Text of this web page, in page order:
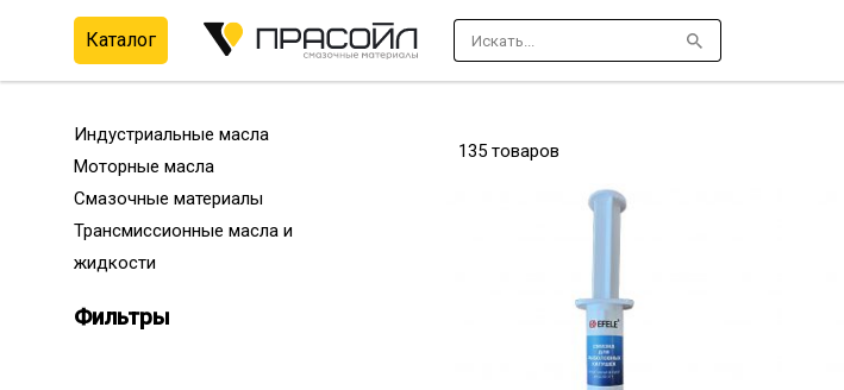
Перейти
Каталог
Индустриальные масла
Моторные масла
Смазочные материалы
Трансмиссионные масла и
жидкости
Фильтры
135 товаров